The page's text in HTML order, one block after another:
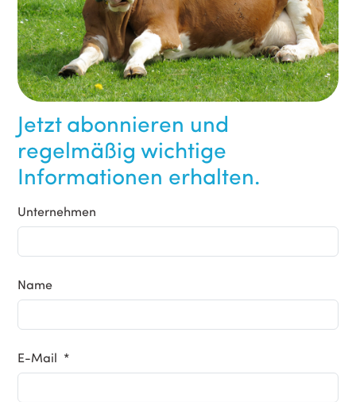
Jetzt abonnieren und
regelmäßig wichtige
Informationen erhalten.
Unternehmen
Name
E-Mail *